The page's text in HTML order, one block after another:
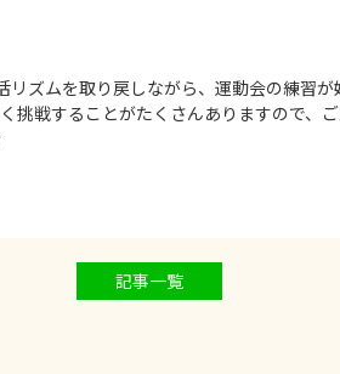
リズムを取り戻しながら、運動会の練習が
挑戦することがたくさんありますので、
記事一覧